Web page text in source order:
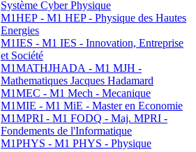
Système Cyber Physique
M1HEP - M1 HEP - Physique des Hautes
Energies
M1IES - M1 IES - Innovation, Entreprise
et Société
M1MATHJHADA - M1 MJH -
Mathematiques Jacques Hadamard
M1MEC - M1 Mech - Mecanique
M1MIE - M1 MiE - Master en Economie
M1MPRI - M1 FODQ - Maj. MPRI -
Fondements de l'Informatique
M1PHYS - M1 PHYS - Physique